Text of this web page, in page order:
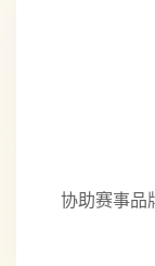
协助赛事品